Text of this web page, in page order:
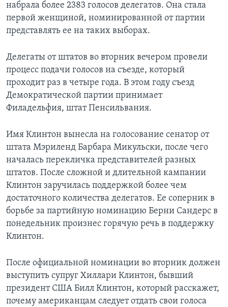
набрала более 2383 голосов делегатов. Она стала
первой женщиной, номинированной от партии
представлять ее на таких выборах.
Делегаты от штатов во вторник вечером провели
процесс подачи голосов на съезде, который
проходит раз в четыре года. В этом году съезд
Демократической партии принимает
Филадельфия, штат Пенсильвания.
Имя Клинтон вынесла на голосование сенатор от
штата Мэриленд Барбара Микульски, после чего
началась перекличка представителей разных
штатов. После сложной и длительной кампании
Клинтон заручилась поддержкой более чем
достаточного количества делегатов. Ее соперник в
борьбе за партийную номинацию Берни Сандерс в
понедельник произнес горячую речь в поддержку
Клинтон.
После официальной номинации во вторник должен
выступить супруг Хиллари Клинтон, бывший
президент США Билл Клинтон, который расскажет,
почему американцам следует отдать свои голоса